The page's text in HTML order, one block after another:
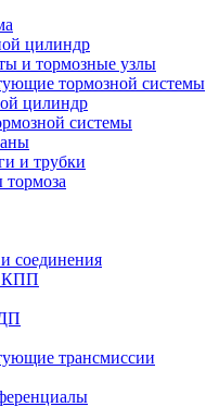
цилиндр
и тормозные узлы
тормозной системы
цилиндр
системы
и трубки
соединения
КПП
трансмиссии